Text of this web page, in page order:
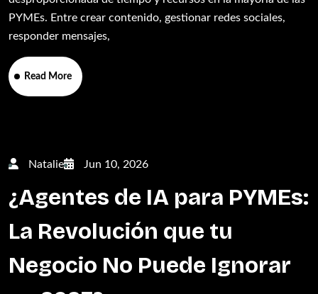
PYMEs. Entre crear contenido, gestionar redes sociales,
responder mensajes,
Read More
Natalie Jun 10, 2026
¿Agentes de IA para PYMEs:
La Revolución que tu
Negocio No Puede Ignorar